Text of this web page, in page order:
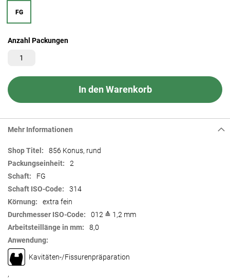
FG
Anzahl Packungen
In den Warenkorb
Mehr Informationen
Mehr
Informationen
856 Konus, rund
2
FG
314
extra fein
012 ≙ 1,2 mm
8,0
Kavitäten-/Fissurenpräparation
,